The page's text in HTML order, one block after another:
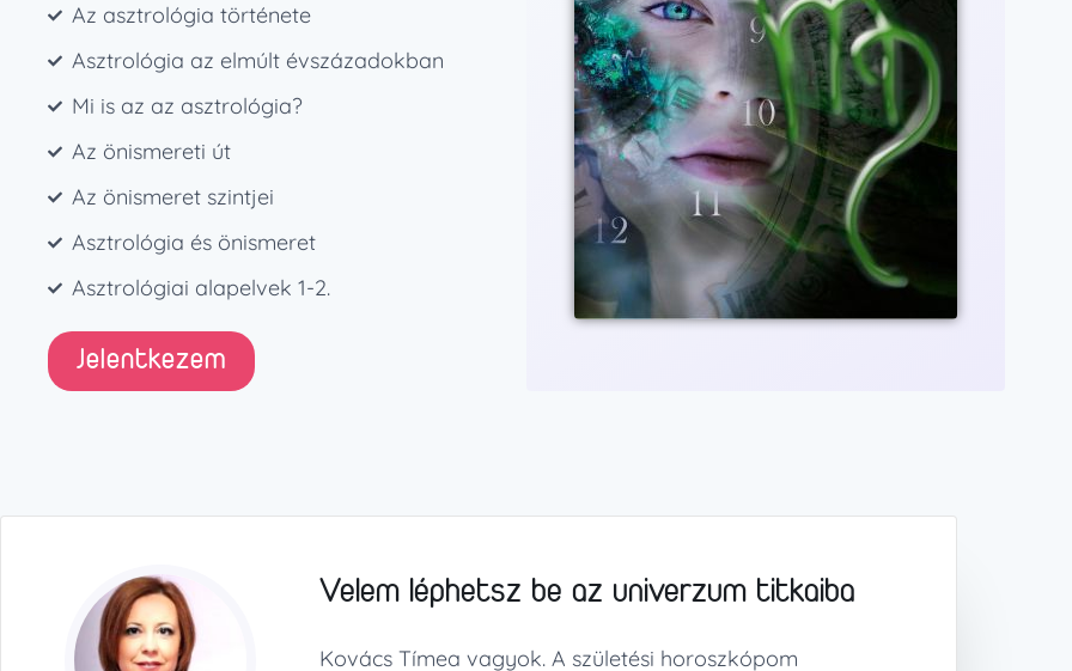
Az asztrológia története
Asztrológia az elmúlt évszázadokban
Mi is az az asztrológia?
Az önismereti út
Az önismeret szintjei
Asztrológia és önismeret
Asztrológiai alapelvek 1-2.
Jelentkezem
Velem léphetsz be az univerzum titkaiba
Kovács Tímea vagyok. A születési horoszkópom